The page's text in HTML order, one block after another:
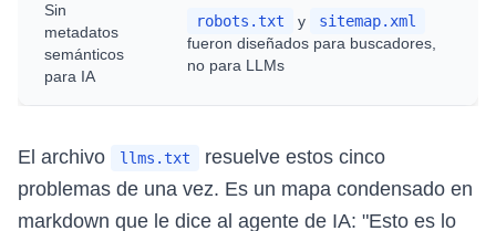
Sin
metadatos
semánticos
para IA
robots.txt y
sitemap.xml
fueron diseñados para buscadores,
no para LLMs
El archivo llms.txt
resuelve estos cinco
problemas de una vez. Es un mapa condensado en
markdown que le dice al agente de IA: "Esto es lo